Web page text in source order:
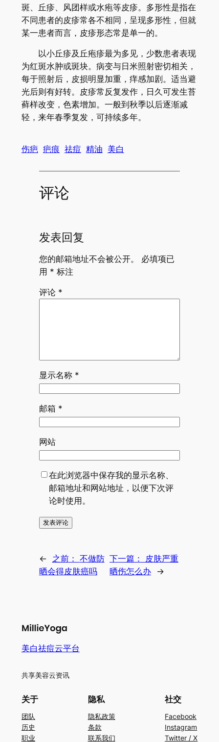
斑、丘疹、风团样或水疱等皮疹。多形性是指在
不同患者的皮疹常各不相同，呈现多形性，但就
某一患者而言，皮疹形态常是单一的。
以小丘疹及丘疱疹最为多见，少数患者表现
为红斑水肿或斑块。病变与日米照射密切相关，
每于照射后，皮损明显加重，痒感加剧。适当避
光后则有好转。皮疹常反复发作，日久可发生苔
藓样改变，色素增加。一般到秋季以后逐渐减
轻，来年春季复发，可持续多年。
伤疤 疤痕 祛痘 精油 美白
评论
发表回复
您的邮箱地址不会被公开。
必填项已
用 * 标注
评论 *
显示名称 *
邮箱 *
网站
在此浏览器中保存我的显示名称、
邮箱地址和网站地址，以便下次评
论时使用。
← 之前： 不做防
晒会得皮肤癌吗
下一篇：
皮肤严重
晒伤怎么办
→
美白祛痘云平台
共享美容云资讯
关于
团队
历史
职业
隐私
隐私政策
条款
联系我们
社交
Facebook
Instagram
Twitter / X